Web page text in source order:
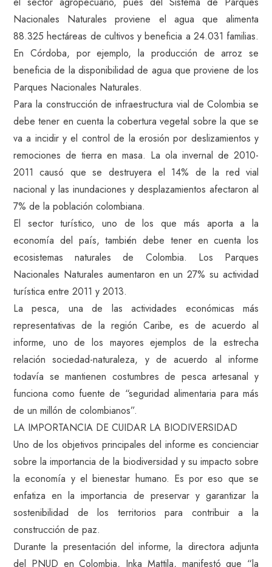
Nacionales Naturales proviene el agua que alimenta
88.325 hectáreas de cultivos y beneficia a 24.031 familias.
En Córdoba, por ejemplo, la producción de arroz se
beneficia de la disponibilidad de agua que proviene de los
Parques Nacionales Naturales.
Para la construcción de infraestructura vial de Colombia se
debe tener en cuenta la cobertura vegetal sobre la que se
va a incidir y el control de la erosión por deslizamientos y
remociones de tierra en masa. La ola invernal de 2010-
2011 causó que se destruyera el 14% de la red vial
nacional y las inundaciones y desplazamientos afectaron al
7% de la población colombiana.
El sector turístico, uno de los que más aporta a la
economía del país, también debe tener en cuenta los
ecosistemas naturales de Colombia. Los Parques
Nacionales Naturales aumentaron en un 27% su actividad
turística entre 2011 y 2013.
La pesca, una de las actividades económicas más
representativas de la región Caribe, es de acuerdo al
informe, uno de los mayores ejemplos de la estrecha
relación sociedad-naturaleza, y de acuerdo al informe
todavía se mantienen costumbres de pesca artesanal y
funciona como fuente de “seguridad alimentaria para más
de un millón de colombianos”.
LA IMPORTANCIA DE CUIDAR LA BIODIVERSIDAD
Uno de los objetivos principales del informe es concienciar
sobre la importancia de la biodiversidad y su impacto sobre
la economía y el bienestar humano. Es por eso que se
enfatiza en la importancia de preservar y garantizar la
sostenibilidad de los territorios para contribuir a la
construcción de paz.
Durante la presentación del informe, la directora adjunta
del PNUD en Colombia, Inka Mattila, manifestó que “la